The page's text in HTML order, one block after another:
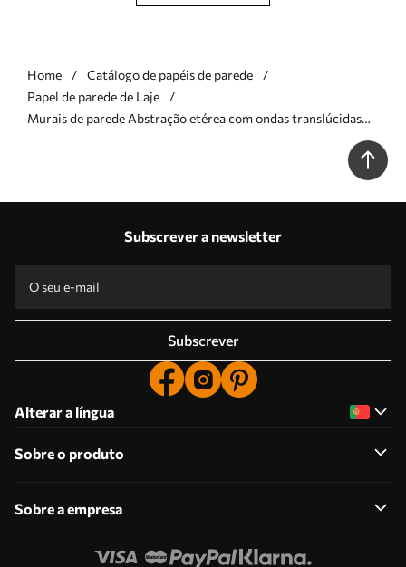
Home
Catálogo de papéis de parede
Papel de parede de Laje
Murais de parede Abstração etérea com ondas translúcidas
Subscrever a newsletter
Subscrever
Alterar a língua
Sobre o produto
Sobre a empresa